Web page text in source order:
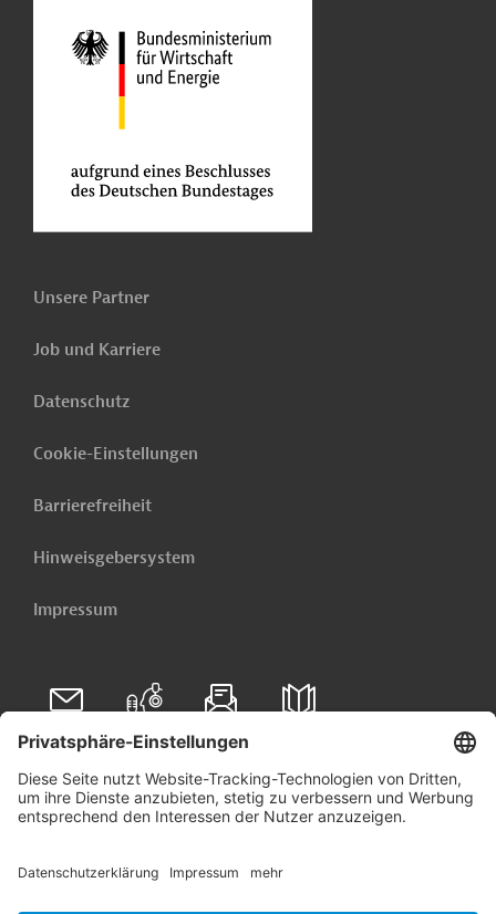
Unsere Partner
Job und Karriere
Datenschutz
Cookie-Einstellungen
Barrierefreiheit
Hinweisgebersystem
Impressum
Folgen Sie uns auf
Linkedin